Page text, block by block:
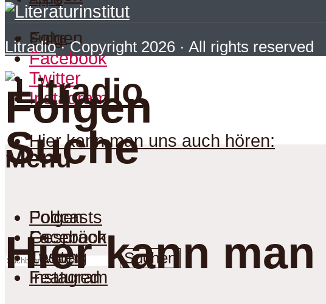
Suche
Suche
Suchen
Folgen
Facebook
Twitter
Instagram
Hier kann man uns auch hören:
Hier kann
Folgen
Folgen
Facebook
Twitter
Instagram
Litradio· Copyright 2026 · All rights reserved
Menu
Podcasts
Gespräch
Lesung
Featured